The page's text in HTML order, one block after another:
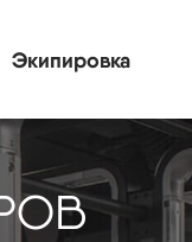
Экипировка